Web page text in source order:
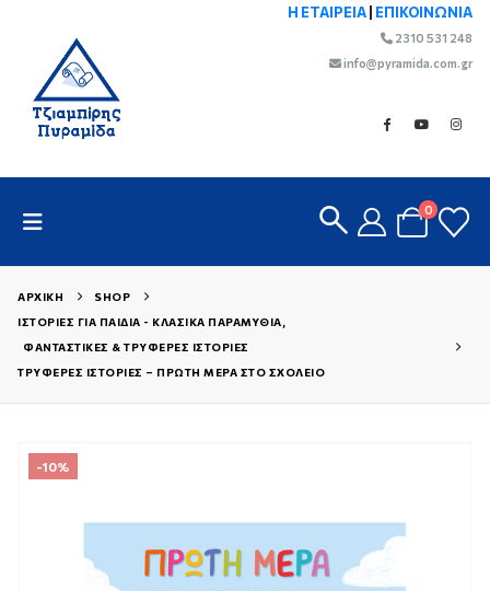
Η ΕΤΑΙΡΕΙΑ ΕΠΙΚΟΙΝΩΝΙΑ
2310 531 248
info@pyramida.com.gr
0
ΑΡΧΙΚΉ
SHOP
ΙΣΤΟΡΊΕΣ ΓΙΑ ΠΑΙΔΙΆ - ΚΛΑΣΙΚΆ ΠΑΡΑΜΎΘΙΑ,
ΦΑΝΤΑΣΤΙΚΈΣ & ΤΡΥΦΕΡΈΣ ΙΣΤΟΡΊΕΣ
ΤΡΥΦΕΡΈΣ ΙΣΤΟΡΊΕΣ – ΠΡΏΤΗ ΜΈΡΑ ΣΤΟ ΣΧΟΛΕΊΟ
-10%